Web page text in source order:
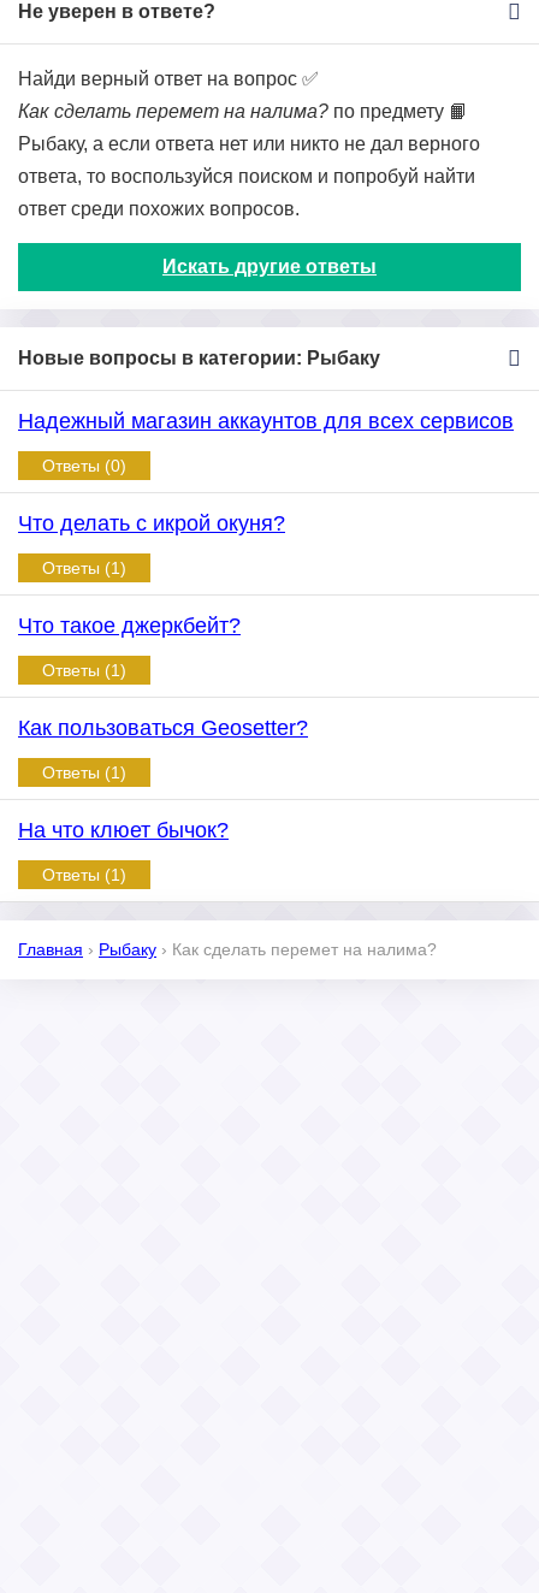
Не уверен в ответе?
Найди верный ответ на вопрос ✅
Как сделать перемет на налима? по предмету 📙
Рыбаку, а если ответа нет или никто не дал верного
ответа, то воспользуйся поиском и попробуй найти
ответ среди похожих вопросов.
Искать другие ответы
Новые вопросы в категории: Рыбаку
Надежный магазин аккаунтов для всех сервисов
Ответы (0)
Что делать с икрой окуня?
Ответы (1)
Что такое джеркбейт?
Ответы (1)
Как пользоваться Geosetter?
Ответы (1)
На что клюет бычок?
Ответы (1)
Главная › Рыбаку › Как сделать перемет на налима?